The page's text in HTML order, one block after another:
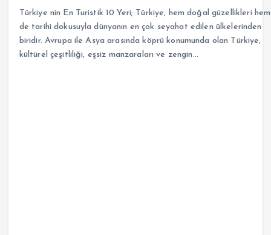
Türkiye nin En Turistik 10 Yeri; Türkiye, hem doğal güzellikleri hem
de tarihi dokusuyla dünyanın en çok seyahat edilen ülkelerinden
biridir. Avrupa ile Asya arasında köprü konumunda olan Türkiye,
kültürel çeşitliliği, eşsiz manzaraları ve zengin…